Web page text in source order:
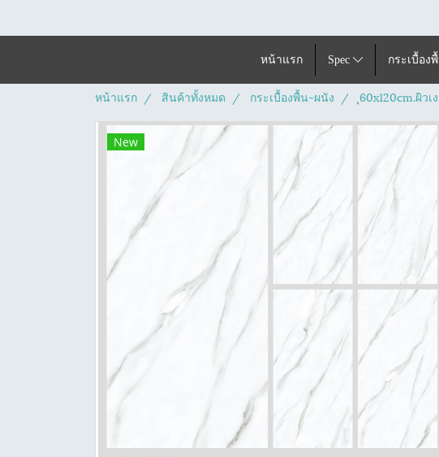
หน้าแรก Spec กระเบื้อง
หน้าแรก สินค้าทั้งหมด กระเบื้องพื้น-ผนัง 60x120cm.ผิวเ
New